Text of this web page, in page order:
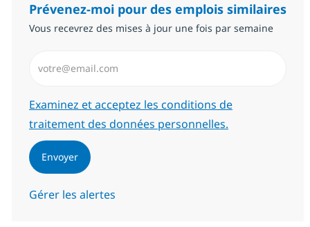
Prévenez-moi pour des emplois similaires
Vous recevrez des mises à jour une fois par semaine
Required
Examinez et acceptez les conditions de
traitement des données personnelles.
Envoyer
Gérer les alertes